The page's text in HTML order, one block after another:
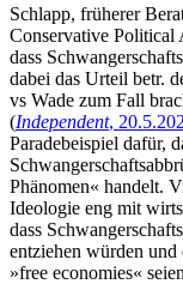
Schlapp, früherer
Conservative Political
dass
dabei das Urteil betr.
vs Wade zum Fall
(Independent,
Paradebeispiel dafür,
Phänomen« handelt.
Ideologie eng mit
dass
entziehen würden und
»free economies«